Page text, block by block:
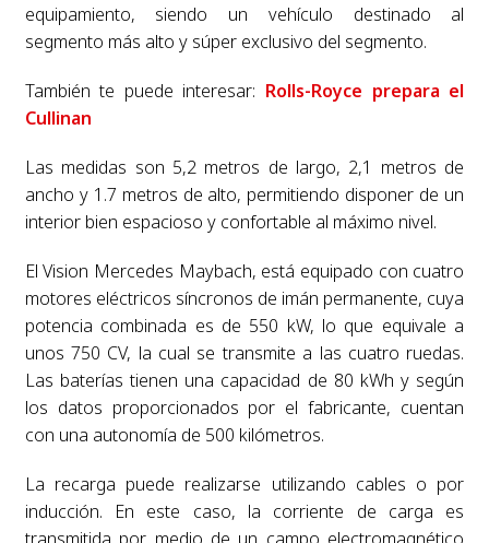
equipamiento, siendo un vehículo destinado al
segmento más alto y súper exclusivo del segmento.
También te puede interesar: Rolls-Royce prepara el
Cullinan
Las medidas son 5,2 metros de largo, 2,1 metros de
ancho y 1.7 metros de alto, permitiendo disponer de un
interior bien espacioso y confortable al máximo nivel.
El Vision Mercedes Maybach, está equipado con cuatro
motores eléctricos síncronos de imán permanente, cuya
potencia combinada es de 550 kW, lo que equivale a
unos 750 CV, la cual se transmite a las cuatro ruedas.
Las baterías tienen una capacidad de 80 kWh y según
los datos proporcionados por el fabricante, cuentan
con una autonomía de 500 kilómetros.
La recarga puede realizarse utilizando cables o por
inducción. En este caso, la corriente de carga es
transmitida por medio de un campo electromagnético